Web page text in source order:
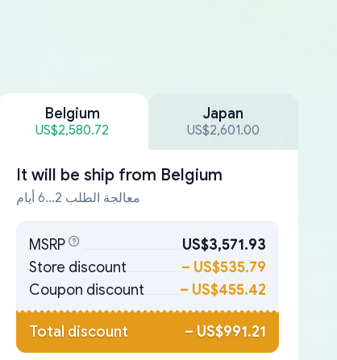
Belgium
US$2,580.72
Japan
US$2,601.00
It will be ship from Belgium
معالجة الطلب 2...6 أيام
MSRP
US$3,571.93
Store discount
– US$535.79
Coupon discount
– US$455.42
Total discount – US$991.21